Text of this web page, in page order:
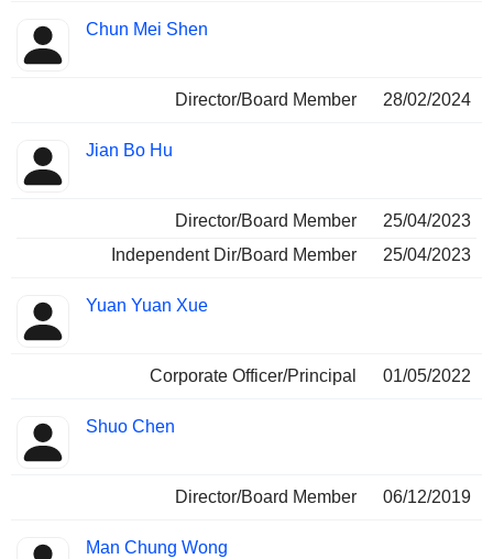
Chun Mei Shen
Director/Board Member 28/02/2024
Jian Bo Hu
Director/Board Member
25/04/2023
Independent Dir/Board Member
25/04/2023
Yuan Yuan Xue
Corporate Officer/Principal 01/05/2022
Shuo Chen
Director/Board Member 06/12/2019
Man Chung Wong